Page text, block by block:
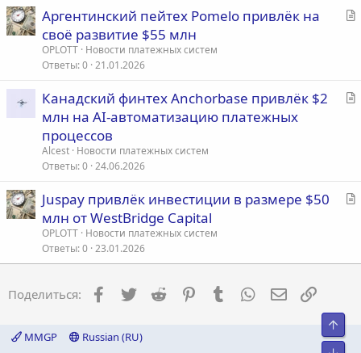
яС
я
Аргентинский пейтех Pomelo привлёк на
своё развитие $55 млн
OPLOTT Новости платежных систем
Ответы 0 21.01.2026
С
Канадский финтех Anchorbase привлёк $2
млн на AI-автоматизацию платежных
процессов
Alcest Новости платежных систем
Ответы 0 24.06.2026
С
ь
Juspay привлёк инвестиции в размере $50
млн от WestBridge Capital
OPLOTT Новости платежных систем
Ответы 0 23.01.2026
Поделиться: Facebook
Twitter Reddit PinterestTumblr WhatsApp
MMGP
Russian (RU)